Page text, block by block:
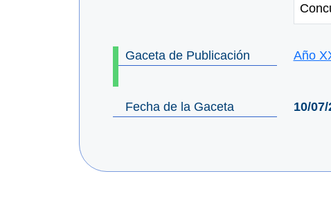
Gaceta de Publicación Año
Fecha de la Gaceta 10/